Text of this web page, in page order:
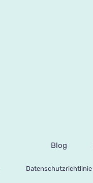
Blog
Datenschutzrichtlinie